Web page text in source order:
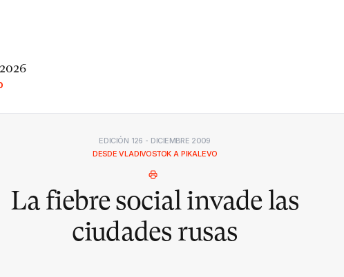
EDICIÓN 126 - DICIEMBRE 2009
DESDE VLADIVOSTOK A PIKALEVO
La fiebre social invade las
ciudades rusas